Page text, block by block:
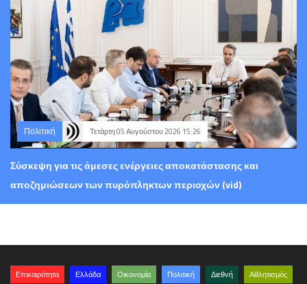
Πολιτική Τετάρτη 05 Αυγούστου 2026 15:26
Σύσκεψη για τις άμεσες ενέργειες αποκατάστασης και
αποζημιώσεων των πυρόπληκτων περιοχών (vid)
Επικαιρότητα Ελλάδα Οικονομία Πολιτική Διεθνή Αθλητισμός